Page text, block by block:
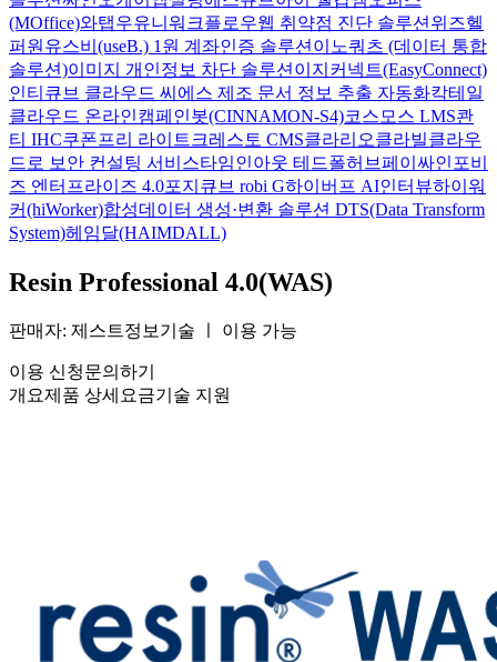
(MOffice)와탭우유니 워크플로우웹 취약점 진단 솔루션 위즈헬
퍼원 유스비(useB.) 1원 계좌인증 솔루션 이노쿼츠 (데이터 통합
솔루션)이미지 개인정보 차단 솔루션 이지커넥트(EasyConnect)
인티큐브 클라우드 씨에스 제조 문서 정보 추출 자동화칵테일
클라우드 온라인캠페인봇(CINNAMON-S4)코스모스 LMS콴
티 IHC쿠폰프리 라이트 크레스토 CMS클라리오클라빌클라우
드로 보안 컨설팅 서비스타임인아웃 테드폴허브페이싸인 포비
즈 엔터프라이즈 4.0포지큐브 robi G하이버프 AI인터뷰하이워
커(hiWorker)합성데이터 생성·변환 솔루션 DTS(Data Transform
System)헤임달(HAIMDALL)
Resin Professional 4.0(WAS)
판매자: 제스트정보기술 이용 가능
이용 신청문의하기
개요제품 상세 요금기술 지원